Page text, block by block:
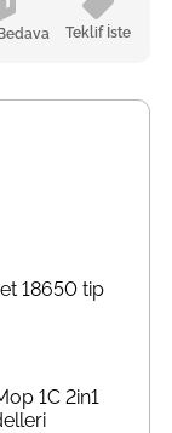
Teklif İste
18650 tip
1C 2in1